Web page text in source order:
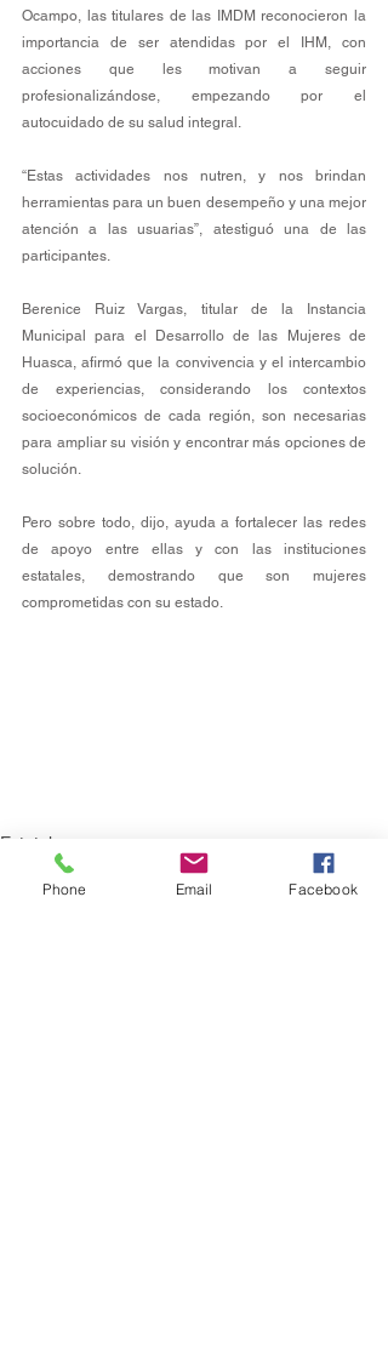
Ocampo, las titulares de las IMDM reconocieron la
importancia de ser atendidas por el IHM, con
acciones que les motivan a seguir
profesionalizándose, empezando por el
autocuidado de su salud integral.
“Estas actividades nos nutren, y nos brindan
herramientas para un buen desempeño y una mejor
atención a las usuarias”, atestiguó una de las
participantes.
Berenice Ruiz Vargas, titular de la Instancia
Municipal para el Desarrollo de las Mujeres de
Huasca, afirmó que la convivencia y el intercambio
de experiencias, considerando los contextos
socioeconómicos de cada región, son necesarias
para ampliar su visión y encontrar más opciones de
solución.
Pero sobre todo, dijo, ayuda a fortalecer las redes
de apoyo entre ellas y con las instituciones
estatales, demostrando que son mujeres
comprometidas con su estado.
Estatal
Phone Email Facebook